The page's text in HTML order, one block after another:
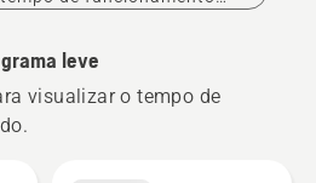
leve
visualizar o tempo de